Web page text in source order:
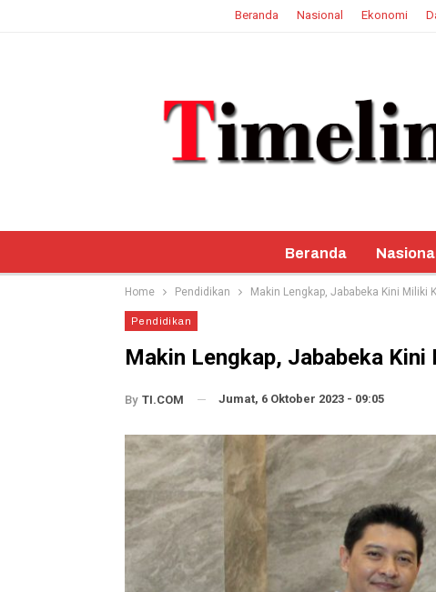
Beranda Nasional Ekonomi
Beranda Nasional
Home Pendidikan Makin Lengkap, Jababeka Kini Miliki
Pendidikan
Makin Lengkap, Jababeka
By TI.COM Jumat, 6 Oktober 2023 - 09:05